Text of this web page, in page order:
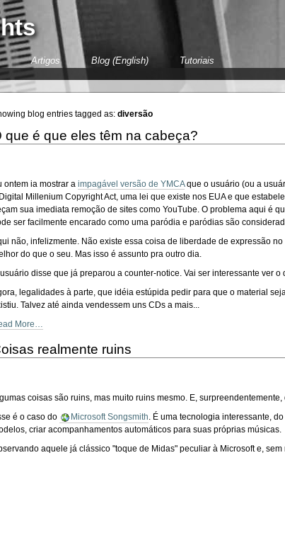
Artigos Blog (English) Tutoriais
blog entries tagged as:diversão
que é que eles têm na cabeça?
ontem ia mostrar aimpagável versão de YMCAque o usuário (ou a
Millenium Copyright Act, uma lei que existe nos EUA e que
sua imediata remoção de sites como YouTube. O problema aqui é
ser facilmente encarado como uma paródia e paródias são
não, infelizmente. Não existe essa coisa de liberdade de expressão
do que o seu. Mas isso é assunto pra outro dia.
disse que já preparou a counter-notice. Vai ser interessante ver o
legalidades à parte, que idéia estúpida pedir para que o material
Talvez até ainda vendessem uns CDs a mais...
More…
realmente ruins
coisas são ruins, mas muito ruins mesmo. E,
é o caso do
Microsoft Songsmith. É uma tecnologia interessante,
criar acompanhamentos automáticos para suas próprias músicas.
aquele já clássico "toque de Midas" peculiar à Microsoft e,